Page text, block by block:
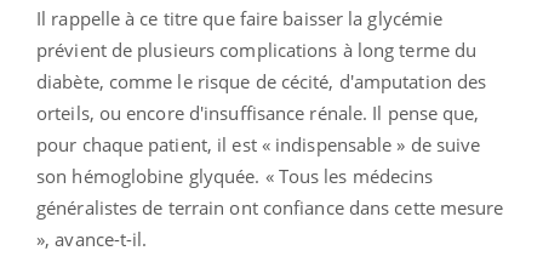
Il rappelle à ce titre que faire baisser la glycémie
prévient de plusieurs complications à long terme du
diabète, comme le risque de cécité, d'amputation des
orteils, ou encore d'insuffisance rénale. Il pense que,
pour chaque patient, il est « indispensable » de suive
son hémoglobine glyquée. « Tous les médecins
généralistes de terrain ont confiance dans cette mesure
», avance-t-il.